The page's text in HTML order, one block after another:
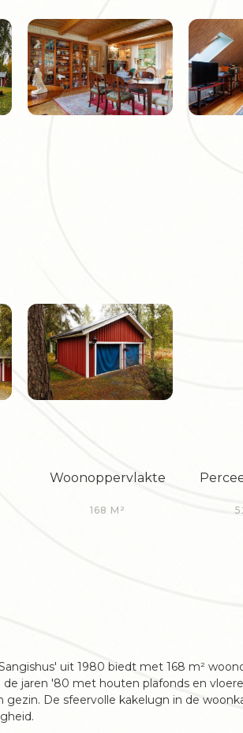
Woonoppervlakte
168 M²
uit 1980 biedt met 168 m²
jaren '80 met houten plafonds en
gezin. De sfeervolle kakelugn in de